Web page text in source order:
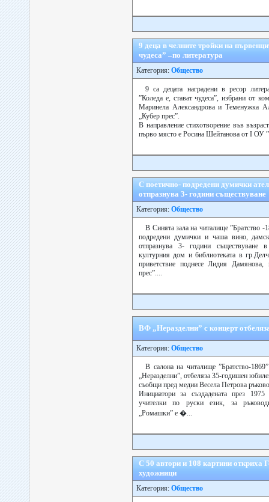
9 деца в челните тройки на
чудеса” –по литература
Категория: Общество
9 са децата наградени в ресор
”Коледа е, стават чудеса”, избрани от
Маринела Александрова и Теменужка
„Кубер прес”.
В направление стихотворение във
първо място е Росина Шейтанова от І ОУ
С поетично- подредени думички
отпразнува 3- години съществуване
Категория: Общество
В Синята зала на читалище ”Братство -
подредени думички и чаша вино,
отпразнува 3- години съществуване
културния дом и библиотеката в
приветствие поднесе Лидия Дамянова,
прес”....
ВФ „Неразделни” с концерт
Категория: Общество
В салона на читалище ”Братство-
„Неразделни”, отбеляза 35-годишен
съобщи пред медии Весела Петрова
Инициатори за създадената през
учителки по руски език, за
„Ромашки” е �...
С 50 автори и 108 картини откриха
художници
Категория: Общество